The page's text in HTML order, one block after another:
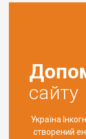
сайту
Україна
створений